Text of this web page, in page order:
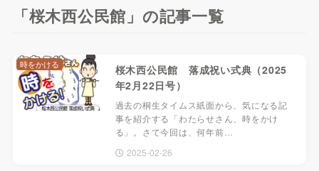
「桜木西公民館」の記事一覧
桜木西公民館 落成祝い式典（2025
年2月22日号）
過去の桐生タイムス紙面から、気になる記
事を紹介する「わたらせさん、時をかけ
る」。さて今回は、何年前…
2025-02-26
時をかける